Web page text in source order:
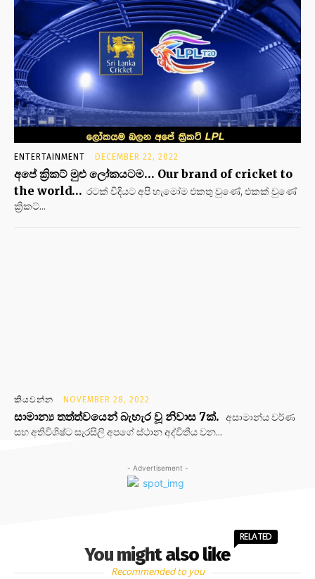
ENTERTAINMENT DECEMBER 22, 2022
අපේ ක්‍රිකට් මුළු ලෝකයටම… Our brand of cricket to
the world… රටක් විදියට අපි හැමෝම එකතු වුණේ, එකක් වුණේ
ක්‍රිකට්...
කියවන්න NOVEMBER 28, 2022
සාමාන්‍ය තත්ත්වයෙන් බැහැර වූ නිවාස 7ක්. අසාමාන්ය වර්ණ
සහ අතිවිශිෂ්ට සැරසිලි අපගේ ස්ථාන අද්විතීය වන...
- Advertisement -
You might also like
RELATED
Recommended to you